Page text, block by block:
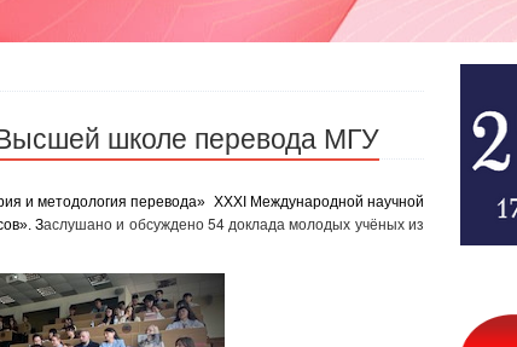
школе перевода МГУ
и методология перевода» XXXI Международной научной
Заслушано и обсуждено 54 доклада молодых учёных из